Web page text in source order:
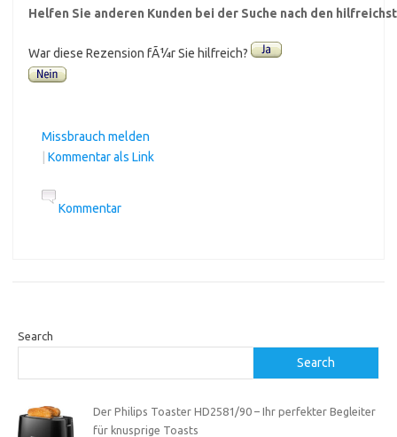
Helfen Sie anderen Kunden bei der Suche nach den
War diese Rezension fÃ¼r Sie hilfreich?
Missbrauch melden
Kommentar als Link
Kommentar
Search
Search
Der Philips Toaster HD2581/90 – Ihr perfekter Begleiter
für knusprige Toasts